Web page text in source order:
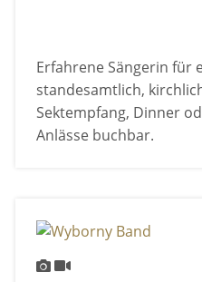
Erfahrene Sängerin für
standesamtlich,
Sektempfang, Dinner
Anlässe buchbar.